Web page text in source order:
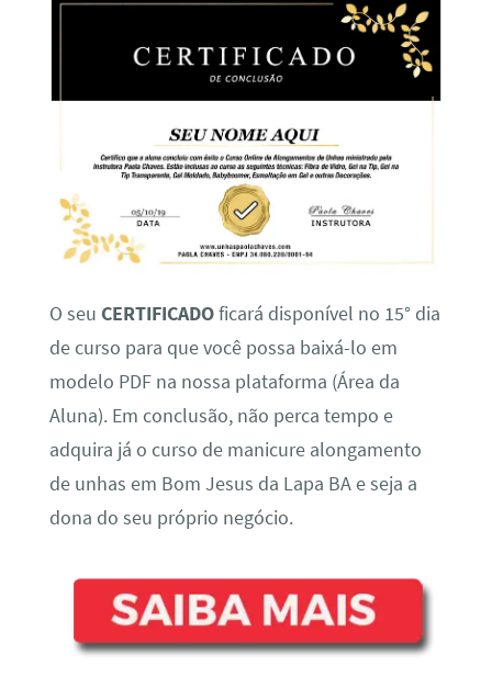
O seu CERTIFICADOficará disponível no 15° dia
de curso para que você possa baixá-lo em
modelo PDF na nossa plataforma (Área da
Aluna). Em conclusão, não perca tempo e
adquira já o curso de manicure alongamento
de unhas em Bom Jesus da Lapa BA e seja a
dona do seu próprio negócio.